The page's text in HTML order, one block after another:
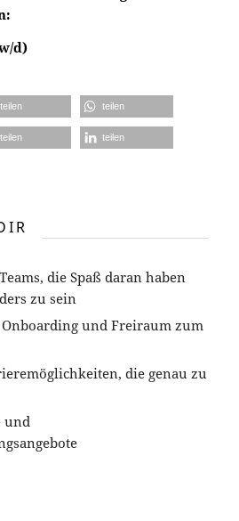
d)
teilen teilen
teilen teilen
die Spaß daran haben
zu sein
und Freiraum zum
die genau zu
und